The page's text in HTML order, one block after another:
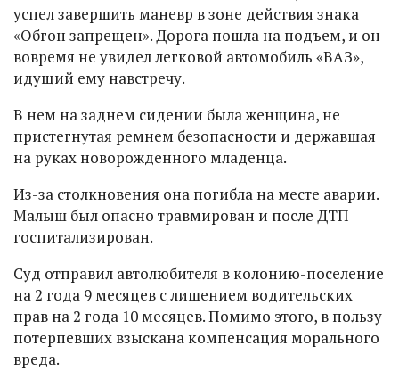
успел завершить маневр в зоне действия знака
«Обгон запрещен». Дорога пошла на подъем, и он
вовремя не увидел легковой автомобиль «ВАЗ»,
идущий ему навстречу.
В нем на заднем сидении была женщина, не
пристегнутая ремнем безопасности и державшая
на руках новорожденного младенца.
Из-за столкновения она погибла на месте аварии.
Малыш был опасно травмирован и после ДТП
госпитализирован.
Суд отправил автолюбителя в колонию-поселение
на 2 года 9 месяцев с лишением водительских
прав на 2 года 10 месяцев. Помимо этого, в пользу
потерпевших взыскана компенсация морального
вреда.